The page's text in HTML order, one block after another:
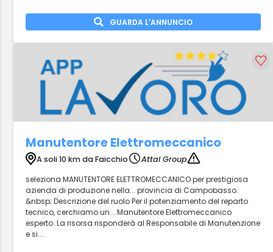
GUARDA L'ANNUNCIO
Manutentore Elettromeccanico
A soli 10 km da Faicchio
Attal Group
seleziona MANUTENTORE ELETTROMECCANICO per prestigiosa
azienda di produzione nella... provincia di Campobasso.
&nbsp; Descrizione del ruolo Per il potenziamento del reparto
tecnico, cerchiamo un... Manutentore Elettromeccanico
esperto. La risorsa risponderà al Responsabile di Manutenzione
e si...